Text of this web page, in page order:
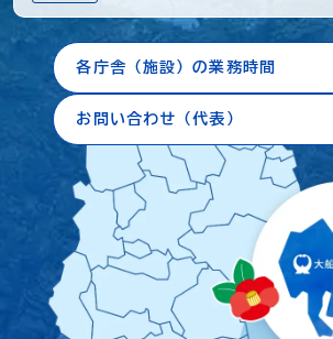
各庁舎（施設）の業務時間
お問い合わせ（代表）